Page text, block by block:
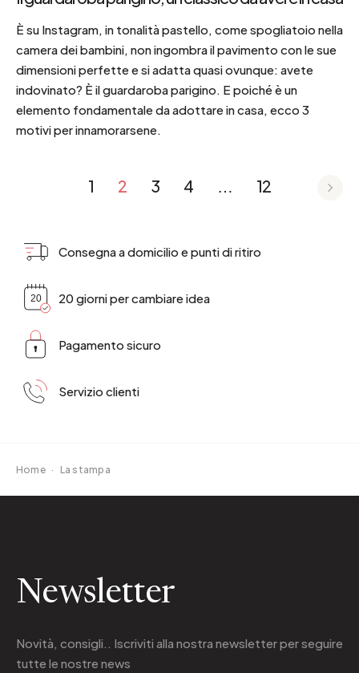
È su Instagram, in tonalità pastello, come spogliatoio nella
camera dei bambini, non ingombra il pavimento con le sue
dimensioni perfette e si adatta quasi ovunque: avete
indovinato? È il guardaroba parigino. E poiché è un
elemento fondamentale da adottare in casa, ecco 3
motivi per innamorarsene.
1 2 3 4 … 12
Consegna a domicilio e punti di ritiro
20 giorni per cambiare idea
Pagamento sicuro
Servizio clienti
Home · La stampa
Newsletter
Novità, consigli.. Iscriviti alla nostra newsletterper seguire
tutte le nostre news